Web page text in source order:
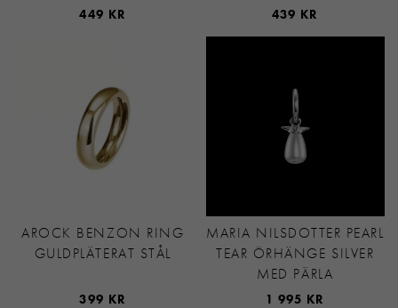
449 KR 439 KR
AROCK BENZON RING
GULDPLÄTERAT STÅL
399 KR
MARIA NILSDOTTER PEARL
TEAR ÖRHÄNGE SILVER
MED PÄRLA
1 995 KR